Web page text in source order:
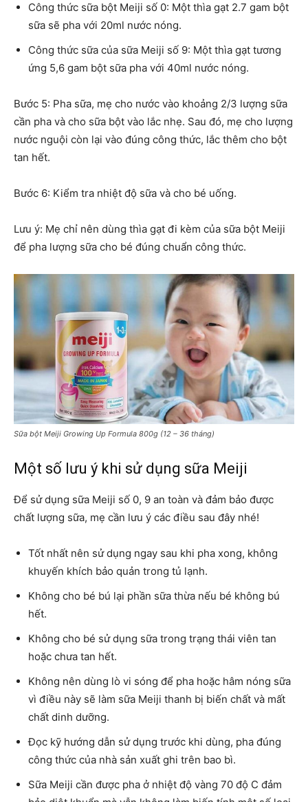
Công thức sữa bột Meiji số 0: Một thìa gạt 2.7 gam bột
sữa sẽ pha với 20ml nước nóng.
Công thức sữa của sữa Meiji số 9: Một thìa gạt tương
ứng 5,6 gam bột sữa pha với 40ml nước nóng.
Bước 5: Pha sữa, mẹ cho nước vào khoảng 2/3 lượng sữa
cần pha và cho sữa bột vào lắc nhẹ. Sau đó, mẹ cho lượng
nước nguội còn lại vào đúng công thức, lắc thêm cho bột
tan hết.
Bước 6: Kiểm tra nhiệt độ sữa và cho bé uống.
Lưu ý: Mẹ chỉ nên dùng thìa gạt đi kèm của sữa bột Meiji
để pha lượng sữa cho bé đúng chuẩn công thức.
Sữa bột Meiji Growing Up Formula 800g (12 – 36 tháng)
Một số lưu ý khi sử dụng sữa Meiji
Để sử dụng sữa Meiji số 0, 9 an toàn và đảm bảo được
chất lượng sữa, mẹ cần lưu ý các điều sau đây nhé!
Tốt nhất nên sử dụng ngay sau khi pha xong, không
khuyến khích bảo quản trong tủ lạnh.
Không cho bé bú lại phần sữa thừa nếu bé không bú
hết.
Không cho bé sử dụng sữa trong trạng thái viên tan
hoặc chưa tan hết.
Không nên dùng lò vi sóng để pha hoặc hâm nóng sữa
vì điều này sẽ làm sữa Meiji thanh bị biến chất và mất
chất dinh dưỡng.
Đọc kỹ hướng dẫn sử dụng trước khi dùng, pha đúng
công thức của nhà sản xuất ghi trên bao bì.
Sữa Meiji cần được pha ở nhiệt độ vàng 70 độ C đảm